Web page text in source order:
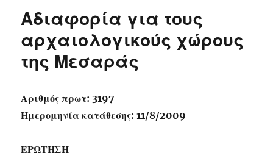
Αδιαφορία για τους
αρχαιολογικούς χώρους
της Μεσαράς
Αριθμός πρωτ: 3197
Ημερομηνία κατάθεσης: 11/8/2009
ΕΡΩΤΗΣΗ